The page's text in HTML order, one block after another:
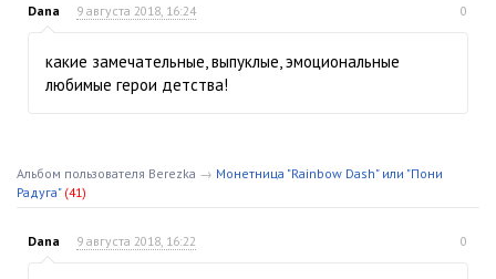
Dana 9 августа 2018, 16:24 0
какие замечательные, выпуклые, эмоциональные
любимые герои детства!
Альбом пользователя Berezka → Монетница "Rainbow Dash" или "Пони
Радуга" (41)
Dana 9 августа 2018, 16:22 0